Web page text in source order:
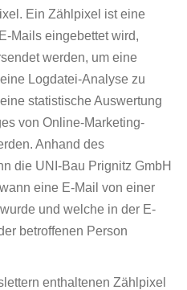
Ein Zählpixel ist eine
Mails eingebettet wird,
werden, um eine
Logdatei-Analyse zu
statistische Auswertung
von Online-Marketing-
Anhand des
die UNI-Bau Prignitz GmbH
eine E-Mail von einer
und welche in der E-
betroffenen Person
enthaltenen Zählpixel